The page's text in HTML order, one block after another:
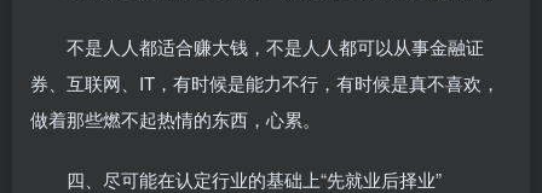
不是人人都适合赚大钱，不是人人都可以从事金融证
券、互联网、IT，有时候是能力不行，有时候是真不喜欢，
做着那些燃不起热情的东西，心累。
四、尽可能在认定行业的基础上“先就业后择业”